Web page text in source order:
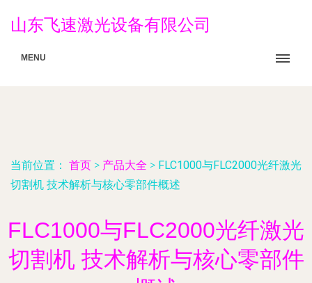
山东飞速激光设备有限公司
MENU
当前位置： 首页 > 产品大全 > FLC1000与FLC2000光纤激光
切割机 技术解析与核心零部件概述
FLC1000与FLC2000光纤激光
切割机 技术解析与核心零部件